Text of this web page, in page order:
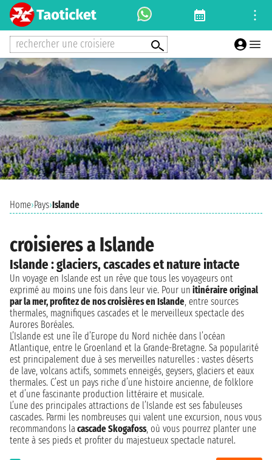
rechercher une croisiere
Home›Pays›Islande
croisieres a Islande
Islande : glaciers, cascades et nature intacte
Un voyage en Islande est un rêve que tous les voyageurs ont
exprimé au moins une fois dans leur vie. Pour un itinéraire original
par la mer, profitez de nos croisières en Islande, entre sources
thermales, magnifiques cascades et le merveilleux spectacle des
Aurores Boréales.
L’Islande est une île d’Europe du Nord nichée dans l’océan
Atlantique, entre le Groenland et la Grande-Bretagne. Sa popularité
est principalement due à ses merveilles naturelles : vastes déserts
de lave, volcans actifs, sommets enneigés, geysers, glaciers et eaux
thermales. C’est un pays riche d’une histoire ancienne, de folklore
et d’une fascinante production littéraire et musicale.
L’une des principales attractions de l’Islande est ses fabuleuses
cascades. Parmi les nombreuses qui valent une excursion, nous vous
recommandons lacascade Skogafoss, où vous pourrez planter une
tente à ses pieds et profiter du majestueux spectacle naturel.